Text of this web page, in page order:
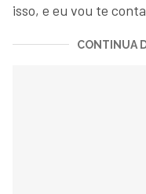
isso, e eu vou te
CONTINUA